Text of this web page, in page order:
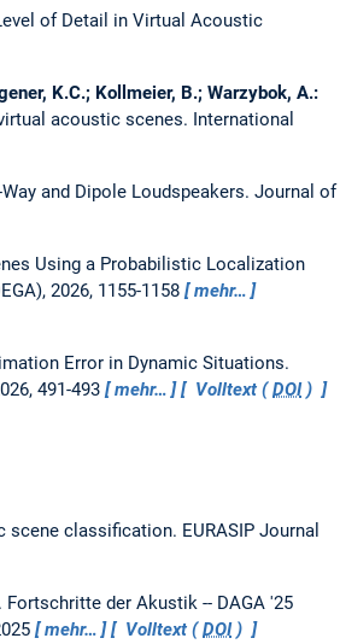
of Detail in Virtual Acoustic
K.C.; Kollmeier, B.; Warzybok, A.:
acoustic scenes. International
and Dipole Loudspeakers. Journal of
Using a Probabilistic Localization
2026, 1155-1158
mehr…
Error in Dynamic Situations.
491-493
mehr… Volltext (DOI)
scene classification. EURASIP Journal
Fortschritte der Akustik -- DAGA '25
mehr… Volltext (DOI)